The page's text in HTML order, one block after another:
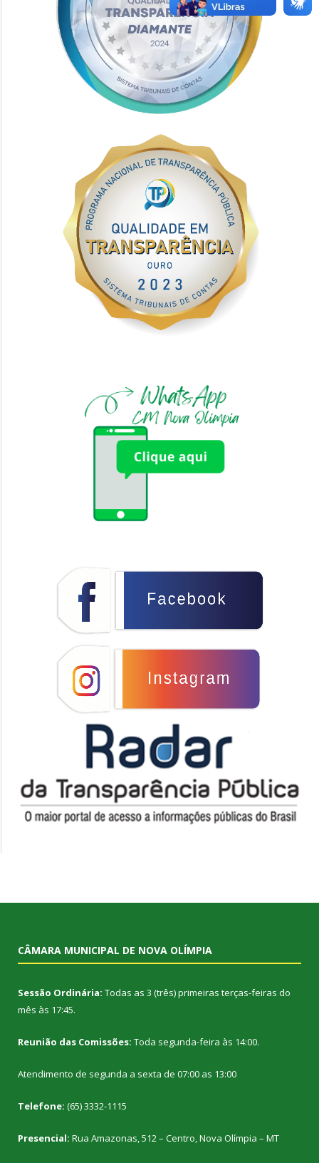
CÂMARA MUNICIPAL DE NOVA OLÍMPIA
Sessão Ordinária: Todas as 3 (três) primeiras terças-feiras do
mês às 17:45.
Reunião das Comissões: Toda segunda-feira às 14:00.
Atendimento de segunda a sexta de 07:00 as 13:00
Telefone: (65) 3332-1115
Presencial: Rua Amazonas, 512 – Centro, Nova Olímpia – MT